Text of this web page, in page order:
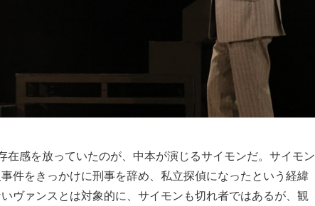
在感を放っていたのが、中本が演じるサイモンだ。サイモン
件をきっかけに刑事を辞め、私立探偵になったという経緯
ヴァンスとは対象的に、サイモンも切れ者ではあるが、観